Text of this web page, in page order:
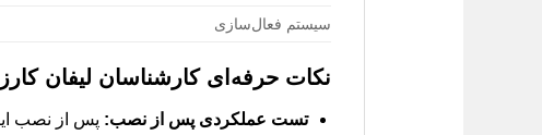
سیستم فعال‌سازی
نکات حرفه‌ای کارشناسان لیفان کارز
تست عملکردی پس از نصب: پس از نصب